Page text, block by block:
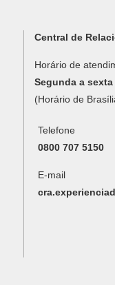
Telefone
0800 707 5150
E-mail
Central de
Horário de
Segunda a
(Horário de